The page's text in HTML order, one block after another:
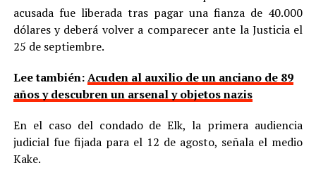
acusada fue liberada tras pagar una fianza de 40.000
dólares y deberá volver a comparecer ante la Justicia el
25 de septiembre.
Lee también:Acuden al auxilio de un anciano de 89
años y descubren un arsenal y objetos nazis
En el caso del condado de Elk, la primera audiencia
judicial fue fijada para el 12 de agosto, señala el medio
Kake.